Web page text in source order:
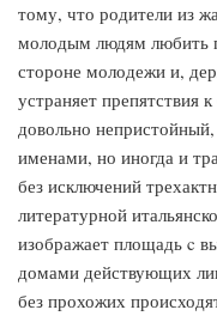
тому, что родители из
молодым людям любить
стороне молодежи и,
устраняет препятствия
довольно
именами, но иногда и
без исключений
литературной
изображает площадь c
домами действующих
без прохожих